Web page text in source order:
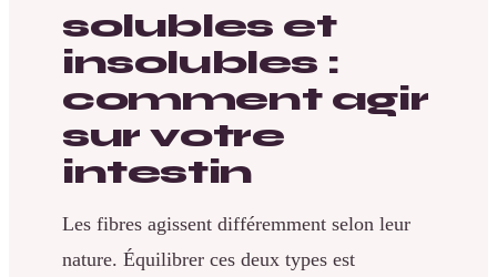
solubles et
insolubles :
comment agir
sur votre
intestin
Les fibres agissent différemment selon leur
nature. Équilibrer ces deux types est